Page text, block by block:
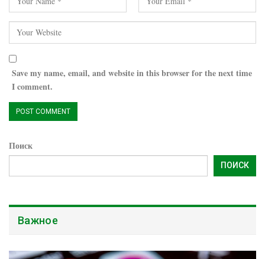
Save my name, email, and website in this browser for the next time
I comment.
Поиск
ПОИСК
Важное